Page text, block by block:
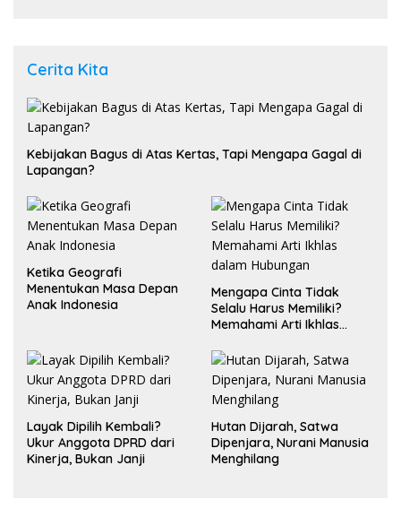
Cerita Kita
Kebijakan Bagus di Atas Kertas, Tapi Mengapa Gagal di
Lapangan?
Ketika Geografi
Menentukan Masa Depan
Anak Indonesia
Mengapa Cinta Tidak
Selalu Harus Memiliki?
Memahami Arti Ikhlas
Layak Dipilih Kembali?
Ukur Anggota DPRD dari
Kinerja, Bukan Janji
Hutan Dijarah, Satwa
Dipenjara, Nurani Manusia
Menghilang